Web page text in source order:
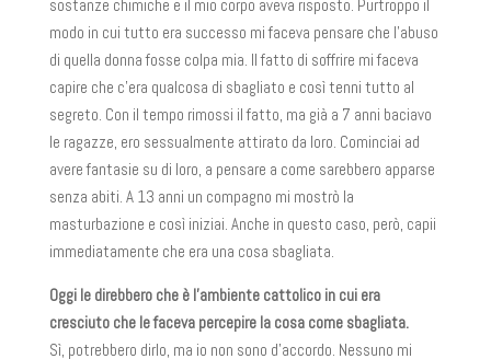
sostanze chimiche e il mio corpo aveva risposto. Purtroppo il
modo in cui tutto era successo mi faceva pensare che l’abuso
di quella donna fosse colpa mia. Il fatto di soffrire mi faceva
capire che c’era qualcosa di sbagliato e così tenni tutto al
segreto. Con il tempo rimossi il fatto, ma già a 7 anni baciavo
le ragazze, ero sessualmente attirato da loro. Cominciai ad
avere fantasie su di loro, a pensare a come sarebbero apparse
senza abiti. A 13 anni un compagno mi mostrò la
masturbazione e così iniziai. Anche in questo caso, però, capii
immediatamente che era una cosa sbagliata.
Oggi le direbbero che è l’ambiente cattolico in cui era
cresciuto che le faceva percepire la cosa come sbagliata.
Sì, potrebbero dirlo, ma io non sono d’accordo. Nessuno mi